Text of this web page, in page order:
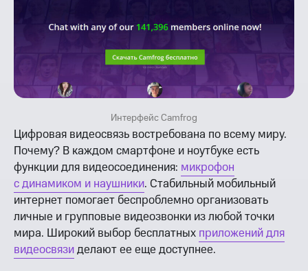
Интерфейс Camfrog
Цифровая видеосвязь востребована по всему миру.
Почему? В каждом смартфоне и ноутбуке есть
функции для видеосоединения: микрофон
с динамиком и наушники. Стабильный мобильный
интернет помогает беспроблемно организовать
личные и групповые видеозвонки из любой точки
мира. Широкий выбор бесплатных приложений для
видеосвязиделают ее еще доступнее.